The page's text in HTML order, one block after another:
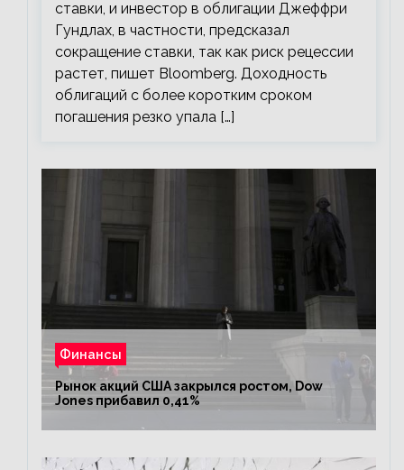
ставки, и инвестор в облигации Джеффри
Гундлах, в частности, предсказал
сокращение ставки, так как риск рецессии
растет, пишет Bloomberg. Доходность
облигаций с более коротким сроком
погашения резко упала […]
Финансы
Рынок акций США закрылся ростом, Dow
Jones прибавил 0,41%